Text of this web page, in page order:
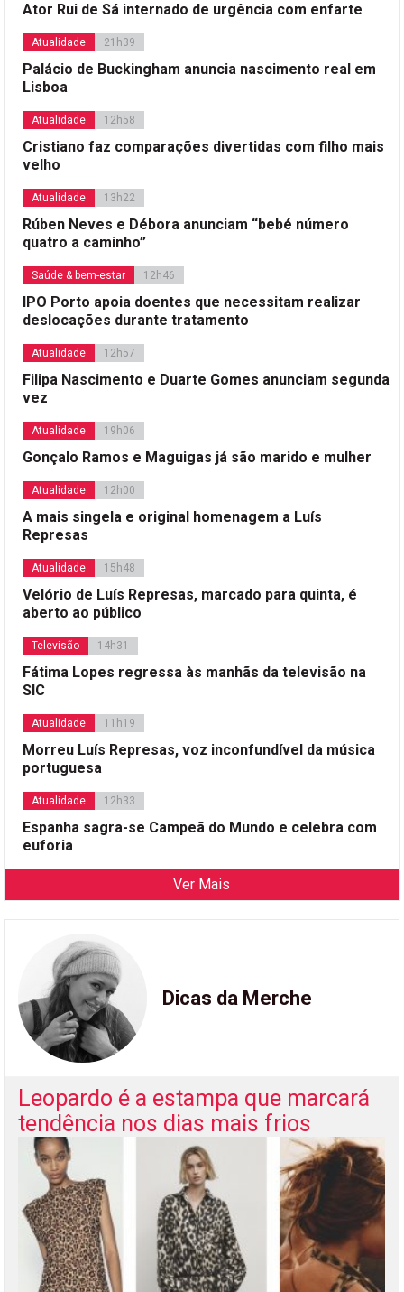
Ator Rui de Sá internado de urgência com enfarte
Atualidade 21h39
Palácio de Buckingham anuncia nascimento real em
Lisboa
Atualidade 12h58
Cristiano faz comparações divertidas com filho mais
velho
Atualidade 13h22
Rúben Neves e Débora anunciam “bebé número
quatro a caminho”
Saúde & bem-estar 12h46
IPO Porto apoia doentes que necessitam realizar
deslocações durante tratamento
Atualidade 12h57
Filipa Nascimento e Duarte Gomes anunciam segunda
vez
Atualidade 19h06
Gonçalo Ramos e Maguigas já são marido e mulher
Atualidade 12h00
A mais singela e original homenagem a Luís
Represas
Atualidade 15h48
Velório de Luís Represas, marcado para quinta, é
aberto ao público
Televisão 14h31
Fátima Lopes regressa às manhãs da televisão na
SIC
Atualidade 11h19
Morreu Luís Represas, voz inconfundível da música
portuguesa
Atualidade 12h33
Espanha sagra-se Campeã do Mundo e celebra com
euforia
Ver Mais
Dicas da Merche
Leopardo é a estampa que marcará
tendência nos dias mais frios